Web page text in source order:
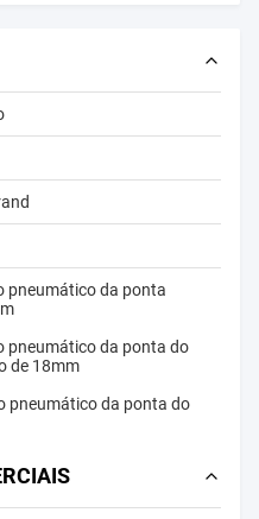
pneumático da ponta
pneumático da ponta do
de 18mm
pneumático da ponta do